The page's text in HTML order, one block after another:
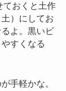
ておくと土作
土）にしてお
よ。黒いビ
すくなる
手軽かな。